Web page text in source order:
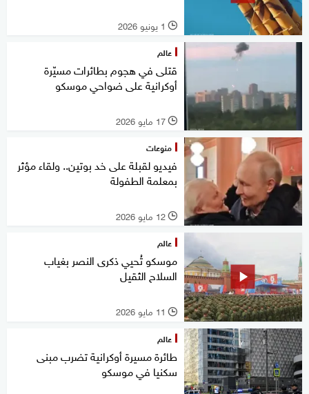
l 1 يونيو 2026
عالم
قتلى في هجوم بطائرات مسيّرة
أوكرانية على ضواحي موسكو
l 17 مايو 2026
منوعات
فيديو لقبلة على خد بوتين.. ولقاء مؤثر
بمعلمة الطفولة
l 12 مايو 2026
عالم
موسكو تُحيي ذكرى النصر بغياب
السلاح الثقيل
l 11 مايو 2026
عالم
طائرة مسيرة أوكرانية تضرب مبنى
سكنيا في موسكو